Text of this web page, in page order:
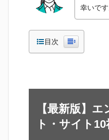
幸いです
目次
【最新版】
ト・サイト